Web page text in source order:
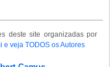
deste site organizadas por
e veja TODOS os Autores